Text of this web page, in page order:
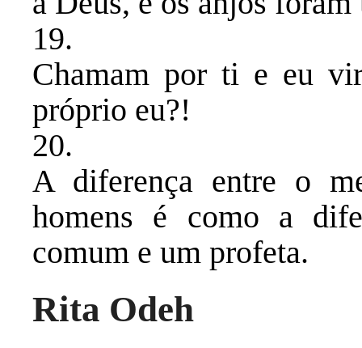
​19.
Chamam por ti e eu
próprio eu?!
​20.
A diferença entre o
homens é como a
comum e um profeta.
Rita Odeh